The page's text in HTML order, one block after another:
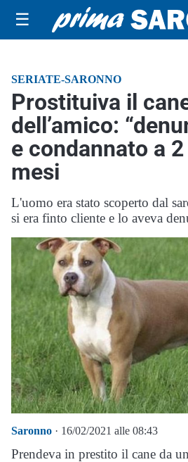
☰
SERIATE-SARONNO
Prostituiva il
dell’amico:
e condannato a
mesi
L'uomo era stato scoperto dal
si era finto cliente e lo aveva
Saronno · 16/02/2021 alle 08:43
Prendeva in prestito il cane da